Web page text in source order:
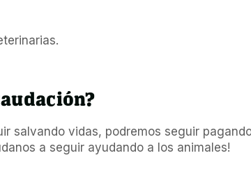
salvando vidas, podremos seguir
a seguir ayudando a los animales!